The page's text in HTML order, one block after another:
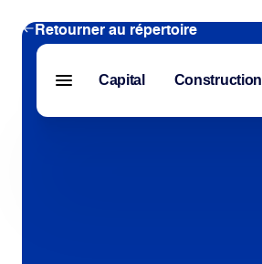
Menu fermé
Capital Construction
Retourner au répertoire